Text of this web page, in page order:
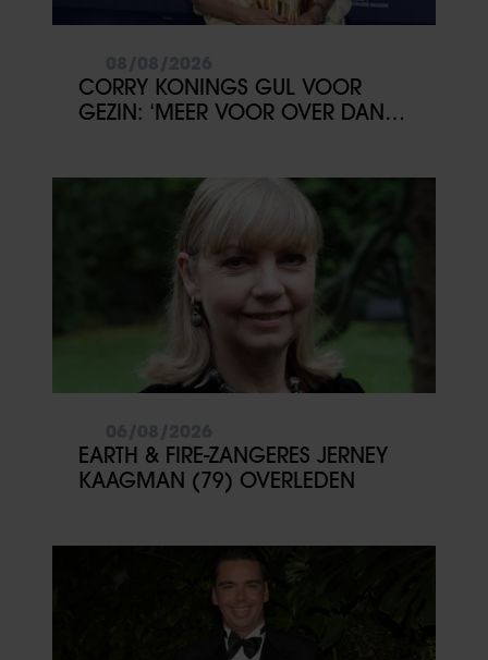
CORRY KONINGS GUL VOOR
GEZIN: ‘MEER VOOR OVER DAN
EARTH & FIRE-ZANGERES JERNEY
KAAGMAN (79) OVERLEDEN